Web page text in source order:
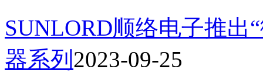
SUNLORD顺络电子推
器系列 2023-09-25